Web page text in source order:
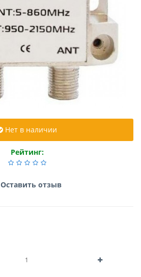
Нет в наличии
Рейтинг:
Оставить отзыв